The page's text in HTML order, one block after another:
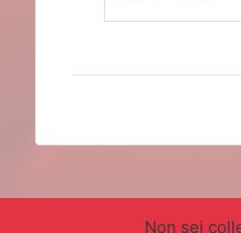
Non sei